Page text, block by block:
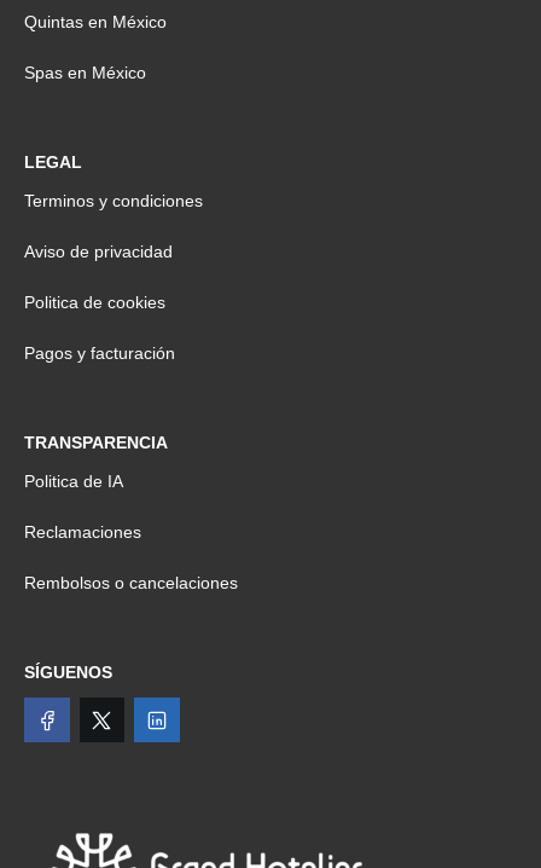
Quintas en México
Spas en México
LEGAL
Terminos y condiciones
Aviso de privacidad
Politica de cookies
Pagos y facturación
TRANSPARENCIA
Politica de IA
Reclamaciones
Rembolsos o cancelaciones
SÍGUENOS